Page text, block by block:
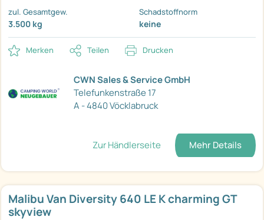
zul. Gesamtgew.
3.500 kg
Schadstoffnorm
keine
Merken Teilen Drucken
CWN Sales & Service GmbH
Telefunkenstraße 17
A - 4840 Vöcklabruck
Zur Händlerseite Mehr Details
Malibu Van Diversity 640 LE K charming GT
skyview